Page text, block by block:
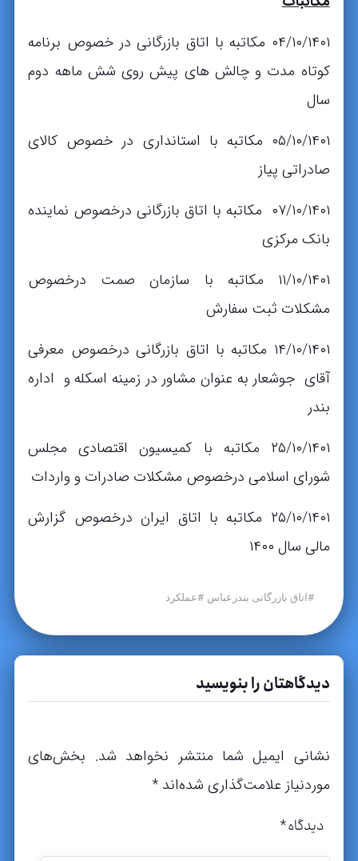
۰۴/۱۰/۱۴۰۱ مکاتبه با اتاق بازرگانی در خصوص برنامه
کوتاه مدت و چالش های پیش روی شش ماهه دوم
سال
۰۵/۱۰/۱۴۰۱ مکاتبه با استانداری در خصوص کالای
صادراتی پیاز
۰۷/۱۰/۱۴۰۱ مکاتبه با اتاق بازرگانی درخصوص نماینده
بانک مرکزی
۱۱/۱۰/۱۴۰۱ مکاتبه با سازمان صمت درخصوص
مشکلات ثبت سفارش
۱۴/۱۰/۱۴۰۱ مکاتبه با اتاق بازرگانی درخصوص معرفی
آقای جوشعار به عنوان مشاور در زمینه اسکله و اداره
بندر
۲۵/۱۰/۱۴۰۱ مکاتبه با کمیسیون اقتصادی مجلس
شورای اسلامی درخصوص مشکلات صادرات و واردات
۲۵/۱۰/۱۴۰۱ مکاتبه با اتاق ایران درخصوص گزارش
مالی سال ۱۴۰۰
# اتاق بازرگانی بندرعباس #عملکرد
دیدگاهتان را بنویسید
نشانی ایمیل شما منتشر نخواهد شد. بخش‌های
موردنیاز علامت‌گذاری شده‌اند*
دیدگاه*